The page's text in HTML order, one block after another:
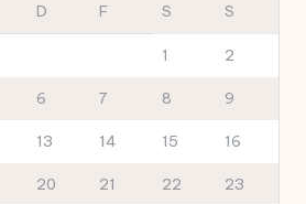
D F S S
1 2
6 7 8 9
13 14 15 16
20 21 22 23